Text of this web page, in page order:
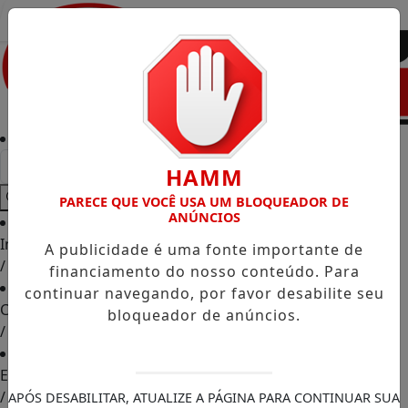
Início
/
Classificados
/
Empregos
/
HAMM
PARECE QUE VOCÊ USA UM BLOQUEADOR DE
ANÚNCIOS
A publicidade é uma fonte importante de
financiamento do nosso conteúdo. Para
continuar navegando, por favor desabilite seu
bloqueador de anúncios.
APÓS DESABILITAR, ATUALIZE A PÁGINA PARA CONTINUAR SUA